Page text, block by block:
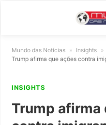
Mundo das Notícias » Insights »
Trump afirma que ações contra
INSIGHTS
Trump afirma